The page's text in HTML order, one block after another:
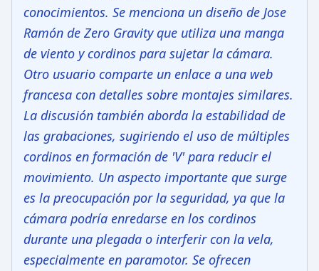
conocimientos. Se menciona un diseño de Jose
Ramón de Zero Gravity que utiliza una manga
de viento y cordinos para sujetar la cámara.
Otro usuario comparte un enlace a una web
francesa con detalles sobre montajes similares.
La discusión también aborda la estabilidad de
las grabaciones, sugiriendo el uso de múltiples
cordinos en formación de 'V' para reducir el
movimiento. Un aspecto importante que surge
es la preocupación por la seguridad, ya que la
cámara podría enredarse en los cordinos
durante una plegada o interferir con la vela,
especialmente en paramotor. Se ofrecen